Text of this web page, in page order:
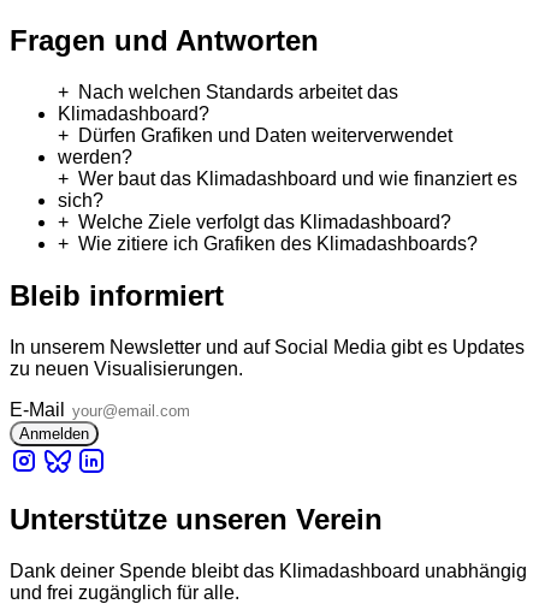
Fragen und Antworten
Nach welchen Standards arbeitet das
Klimadashboard?
Dürfen Grafiken und Daten weiterverwendet
werden?
Wer baut das Klimadashboard und wie finanziert es
sich?
Welche Ziele verfolgt das Klimadashboard?
Wie zitiere ich Grafiken des Klimadashboards?
Bleib informiert
In unserem Newsletter und auf Social Media gibt es Updates
zu neuen Visualisierungen.
E-Mail
Unterstütze unseren Verein
Dank deiner Spende bleibt das Klimadashboard unabhängig
und frei zugänglich für alle.